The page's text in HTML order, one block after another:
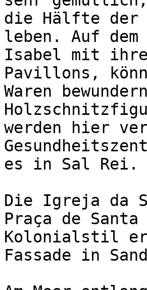
die Hälfte der
leben. Auf
Isabel mit
Pavillons,
Waren
werden hier
es in Sal Rei.
Die Igreja da
Praça de
Kolonialstil
Fassade in